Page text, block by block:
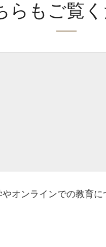
らもご覧
オンラインでの教育に